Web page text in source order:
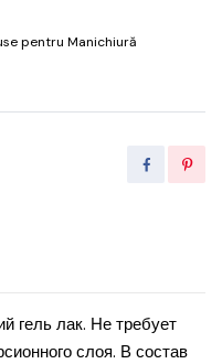
pentru Manichiură
гель лак. Не требует
слоя. В состав